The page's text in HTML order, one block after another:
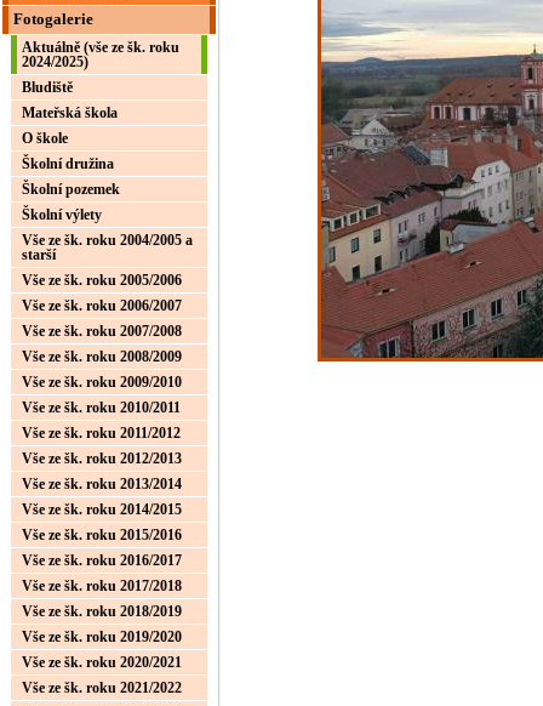
Fotogalerie
Aktuálně (vše ze šk. roku
2024/2025)
Bludiště
Mateřská škola
O škole
Školní družina
Školní pozemek
Školní výlety
Vše ze šk. roku 2004/2005 a
starší
Vše ze šk. roku 2005/2006
Vše ze šk. roku 2006/2007
Vše ze šk. roku 2007/2008
Vše ze šk. roku 2008/2009
Vše ze šk. roku 2009/2010
Vše ze šk. roku 2010/2011
Vše ze šk. roku 2011/2012
Vše ze šk. roku 2012/2013
Vše ze šk. roku 2013/2014
Vše ze šk. roku 2014/2015
Vše ze šk. roku 2015/2016
Vše ze šk. roku 2016/2017
Vše ze šk. roku 2017/2018
Vše ze šk. roku 2018/2019
Vše ze šk. roku 2019/2020
Vše ze šk. roku 2020/2021
Vše ze šk. roku 2021/2022